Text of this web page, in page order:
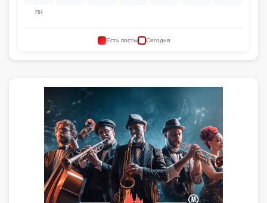
ПН
Есть посты Сегодня